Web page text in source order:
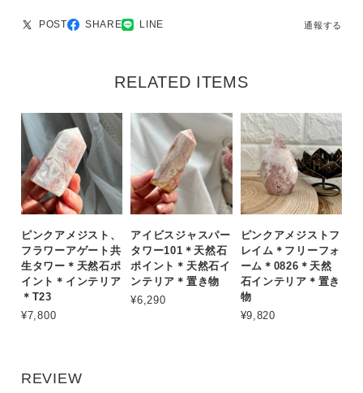
POST SHARE LINE 通報する
RELATED ITEMS
ピンクアメジスト、
フラワーアゲート共
生タワー＊天然石ポ
イント＊インテリア
＊T23
¥7,800
アイビスジャスパー
タワー101＊天然石
ポイント＊天然石イ
ンテリア＊置き物
¥6,290
ピンクアメジストフ
レイム＊フリーフォ
ーム＊0826＊天然
石インテリア＊置き
物
¥9,820
REVIEW